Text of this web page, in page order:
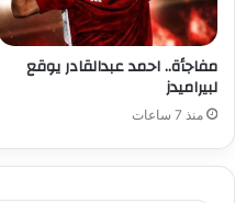
مفاجأة.. احمد عبدالقادر يوقع
لبيراميدز
منذ 7 ساعات